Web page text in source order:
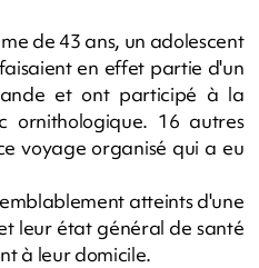
de 43 ans, un adolescent
en effet partie d'un
et ont participé à la
ornithologique. 16 autres
voyage organisé qui a eu
atteints d'une
leur état général de santé
à leur domicile.